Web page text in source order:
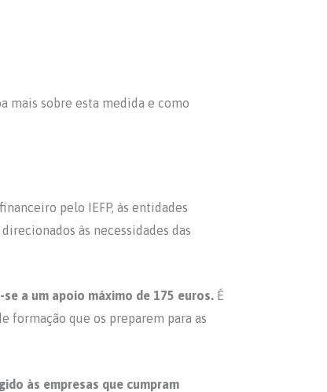
mais sobre esta medida e como
pelo IEFP, às entidades
às necessidades das
a um apoio máximo de 175 euros. É
formação que os preparem para as
às empresas que cumpram